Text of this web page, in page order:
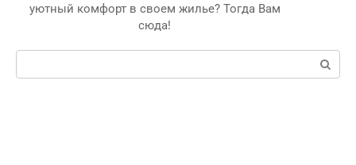
уютный комфорт в своем жилье? Тогда Вам
сюда!
Поиск: